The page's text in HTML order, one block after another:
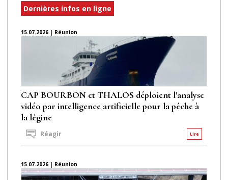
Dernières infos en ligne
15.07.2026 | Réunion
CAP BOURBON et THALOS déploient l'analyse
vidéo par intelligence artificielle pour la pêche à
la légine
Lire
Réagir
15.07.2026 | Réunion